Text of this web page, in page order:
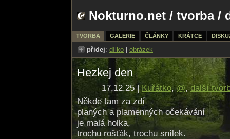
Nokturno.net / tvorba/
TVORBA GALERIE ČLÁNKY KRÁTCE
přidej: dílko obrázek
Hezkej den
17.12.25 |Kuřátko,@,další
Někde tam za zdí
planých a plamenných očekávání
je malá holka,
trochu rošťák, trochu snílek.